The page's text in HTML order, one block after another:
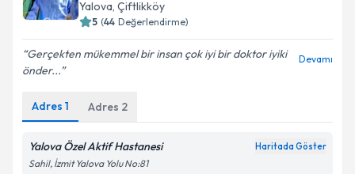
Yalova, Çiftlikköy
5 (44 Değerlendirme)
Gerçekten mükemmel bir insan çok iyi bir doktor iyiki
önder...
Devamı
Adres 1 Adres 2
Yalova Özel Aktif Hastanesi Haritada Göster
Sahil, İzmit Yalova Yolu No:81